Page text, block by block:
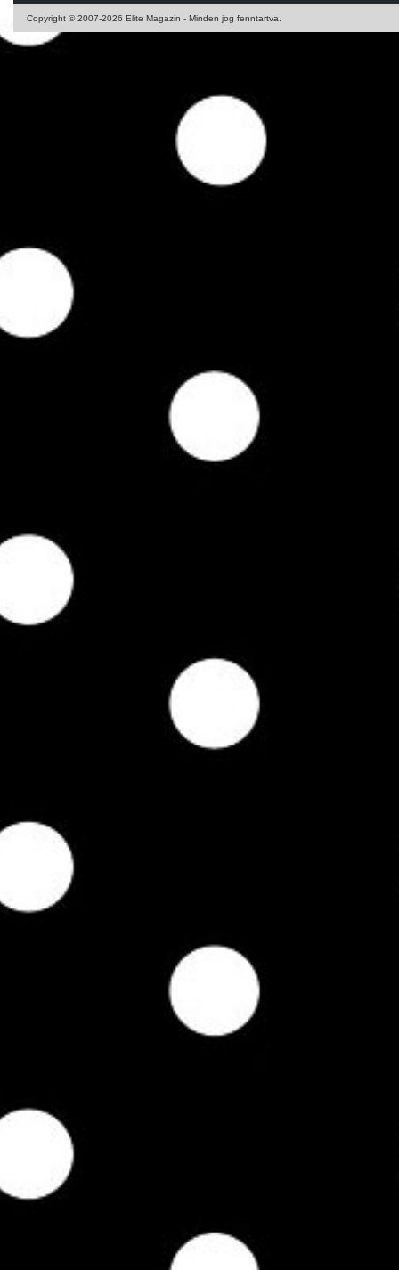
Copyright © 2007-2026 Elite Magazin - Minden jog fenntartva.